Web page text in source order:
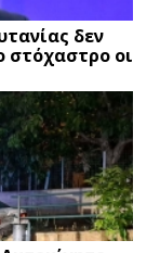
δεν
στόχαστρο οι